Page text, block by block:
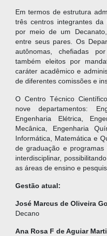
Em termos de estrutura
três centros integrantes
por meio de um
entre seus pares. Os
autônomas, chefiadas
também eleitos por
caráter acadêmico e
de diferentes comissões e
O Centro Técnico
nove departamentos:
Engenharia Elétrica,
Mecânica, Engenharia
Informática, Matemática e
de graduação e
interdisciplinar,
as áreas de ensino e
Gestão atual:
José Marcus de Oliveira
Decano
Ana Rosa F de Aguiar